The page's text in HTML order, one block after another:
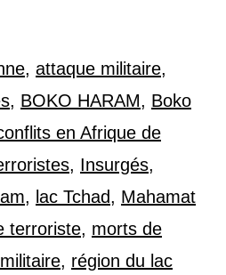
, attaque militaire,
, BOKO HARAM, Boko
en Afrique de
, Insurgés,
, lac Tchad, Mahamat
terroriste, morts de
, région du lac